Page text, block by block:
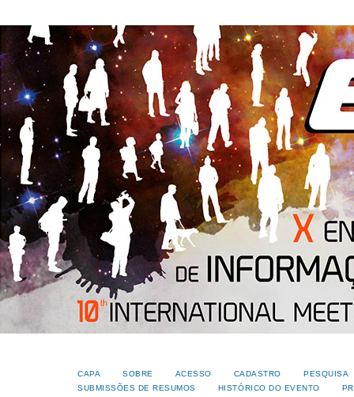
CAPA SOBRE ACESSO CADASTRO
PESQUISA
SUBMISSÕES DE RESUMOS
HISTÓRICO DO EVENTO